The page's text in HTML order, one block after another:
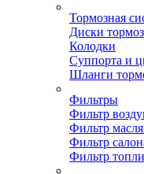
Тормозная
Диски
Колодки
Суппорта и
Шланги
Фильтры
Фильтр
Фильтр
Фильтр
Фильтр